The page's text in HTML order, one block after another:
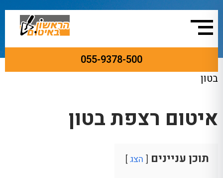
055-9378-500עבודות איטום»איטום רצפה
בטון
איטום רצפת בטון
תוכן עניינים הצג